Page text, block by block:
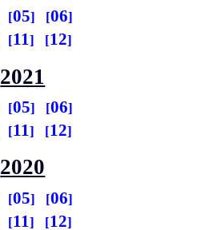
05
06
11 12
2021
05
06
11 12
2020
05
06
11 12